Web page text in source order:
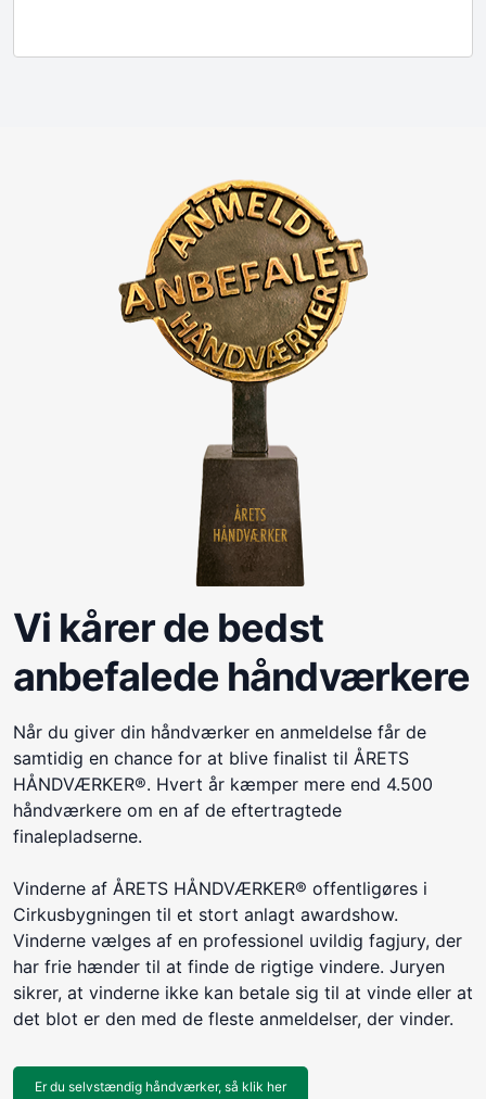
Vi kårer de bedst
anbefalede håndværkere
Når du giver din håndværker en anmeldelse får de
samtidig en chance for at blive finalist til ÅRETS
HÅNDVÆRKER®. Hvert år kæmper mere end 4.500
håndværkere om en af de eftertragtede
finalepladserne.
Vinderne af ÅRETS HÅNDVÆRKER® offentligøres i
Cirkusbygningen til et stort anlagt awardshow.
Vinderne vælges af en professionel uvildig fagjury, der
har frie hænder til at finde de rigtige vindere. Juryen
sikrer, at vinderne ikke kan betale sig til at vinde eller at
det blot er den med de fleste anmeldelser, der vinder.
Er du selvstændig håndværker, så klik her